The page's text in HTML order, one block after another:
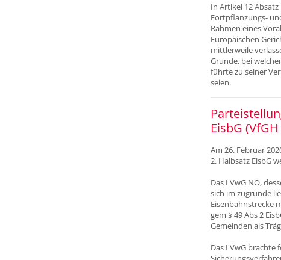
In Artikel 12
Fortpflanzungs-
Rahmen eines
Europäischen
mittlerweile
Grunde, bei
führte zu seiner
seien.
EisbG
Am 26. Februar
2. Halbsatz EisbG
Das LVwG NÖ,
sich im zugrunde
Eisenbahnstrecke
gem § 49 Abs 2
Gemeinden als
Das LVwG brachte